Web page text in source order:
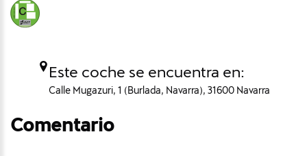
Este coche se encuentra en:
Calle Mugazuri, 1 (Burlada, Navarra), 31600 Navarra
Comentario